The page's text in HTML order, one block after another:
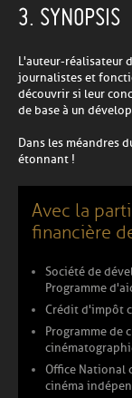
3. SYNOPSIS
L'auteur-réalisateur
journalistes et
découvrir si leur
de base à un
Dans les méandres
étonnant !
Avec la
financière
Société de
Programme
Crédit d'impôt
Programme de
Office National
cinéma